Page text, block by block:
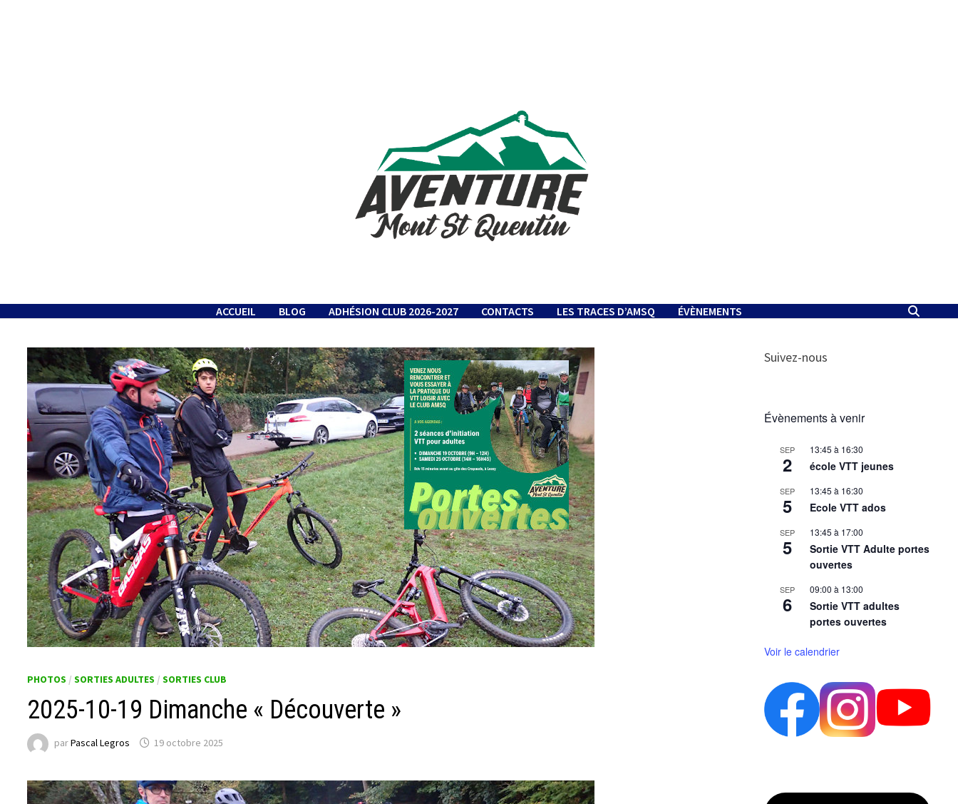
ACCUEIL BLOG ADHÉSION CLUB 2026-2027 CONTACTS LES TRACES D’AMSQ ÉVÈNEMENTS
PHOTOS /SORTIES ADULTES /SORTIES CLUB
2025-10-19 Dimanche « Découverte »
parPascal Legros 19 octobre 2025
Suivez-nous
Évènements à venir
SEP
2
13:45 à 16:30
école VTT jeunes
SEP
5
13:45 à 16:30
Ecole VTT ados
SEP
5
13:45 à 17:00
Sortie VTT Adulte portes
ouvertes
SEP
6
09:00 à 13:00
Sortie VTT adultes
portes ouvertes
Voir le calendrier